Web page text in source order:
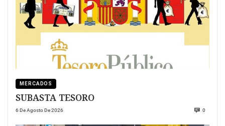
MERCADOS
SUBASTA TESORO
6 De Agosto De 2026 0